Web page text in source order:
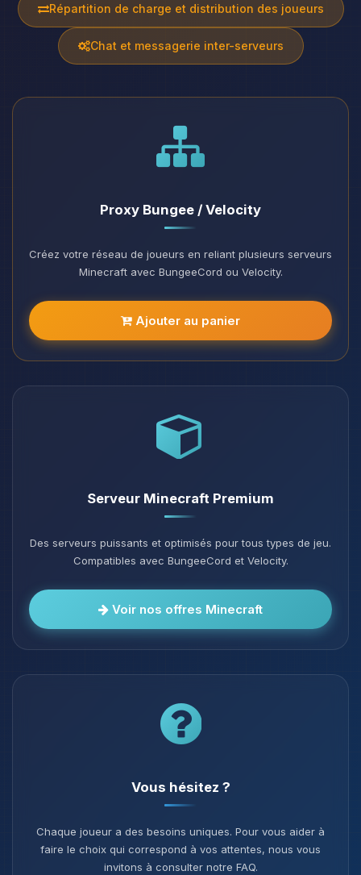
Répartition de charge et distribution des joueurs
Chat et messagerie inter-serveurs
Proxy Bungee / Velocity
Créez votre réseau de joueurs en reliant plusieurs serveurs
Minecraft avec BungeeCord ou Velocity.
Ajouter au panier
Serveur Minecraft Premium
Des serveurs puissants et optimisés pour tous types de jeu.
Compatibles avec BungeeCord et Velocity.
Voir nos offres Minecraft
Vous hésitez ?
Chaque joueur a des besoins uniques. Pour vous aider à
faire le choix qui correspond à vos attentes, nous vous
invitons à consulter notre FAQ.